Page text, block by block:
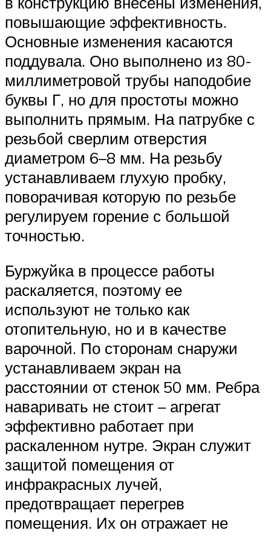
повышающие эффективность.
Основные изменения касаются
поддувала. Оно выполнено из 80-
миллиметровой трубы наподобие
буквы Г, но для простоты можно
выполнить прямым. На патрубке с
резьбой сверлим отверстия
диаметром 6–8 мм. На резьбу
устанавливаем глухую пробку,
поворачивая которую по резьбе
регулируем горение с большой
точностью.
Буржуйка в процессе работы
раскаляется, поэтому ее
используют не только как
отопительную, но и в качестве
варочной. По сторонам снаружи
устанавливаем экран на
расстоянии от стенок 50 мм. Ребра
наваривать не стоит – агрегат
эффективно работает при
раскаленном нутре. Экран служит
защитой помещения от
инфракрасных лучей,
предотвращает перегрев
помещения. Их он отражает не